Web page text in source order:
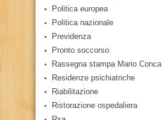
Politica europea
Politica nazionale
Previdenza
Pronto soccorso
Rassegna stampa Mario Conca
Residenze psichiatriche
Riabilitazione
Ristorazione ospedaliera